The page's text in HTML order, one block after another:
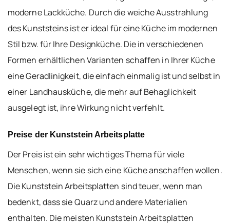
moderne Lackküche. Durch die weiche Ausstrahlung
des Kunststeins ist er ideal für eine Küche im modernen
Stil bzw. für Ihre Designküche. Die in verschiedenen
Formen erhältlichen Varianten schaffen in Ihrer Küche
eine Geradlinigkeit, die einfach einmalig ist und selbst in
einer Landhausküche, die mehr auf Behaglichkeit
ausgelegt ist, ihre Wirkung nicht verfehlt.
Preise der Kunststein Arbeitsplatte
Der Preis ist ein sehr wichtiges Thema für viele
Menschen, wenn sie sich eine Küche anschaffen wollen.
Die Kunststein Arbeitsplatten sind teuer, wenn man
bedenkt, dass sie Quarz und andere Materialien
enthalten. Die meisten Kunststein Arbeitsplatten